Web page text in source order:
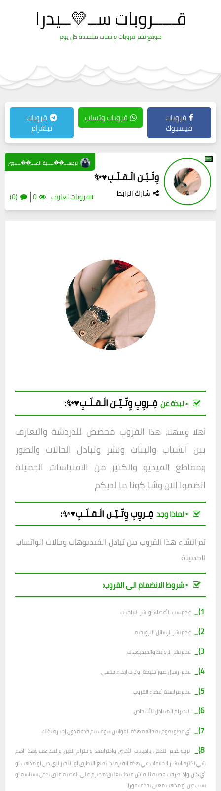
قـــــروبات ســ💛ــيدرا
موقع نشر قروبات واتساب متجددة كل يوم
قروبات
فيسبوك
قروبات وتساب قروبات
تيلغرام
وِتّـيّـن الَـقـلَـبِ♥️✨
شارك الرابط #قروبات تعارف 0
(0)
نرجســـ��ــــية الهـــ��ــــوى
▪︎ نبذة عن قِـروِبِوِتّـيّـن الَـقـلَـبِ♥️✨:
أهلا وسهلا، هذا القروب مخصص للدردشة والتعارف
بين الشباب والبنات ونشر وتبادل الحالات والصور
ومقاطع الفيديو والكثير من الاقتباسات الجميلة
انضموا الان وشاركونا ما لديكم
▪︎ لماذا وجد قِـروِبِوِتّـيّـن الَـقـلَـبِ♥️✨:
تم انشاء هذا القروب من تبادل الفيديوهات وحالات الواتساب
الجميلة
▪︎ شروط الانضمام الى القروب:
1)_
عدم سب الأعضاء او نشر الاباحيات.
2)_ عدم نشر الرسائل الترويجية.
3)_ عدم نشر الروابط والفيديوهات.
4)_ عدم ارسال صور خليعة او ذات ايحاء جنسي.
5)_ عدم مراسلة أعضاء القروب.
6)_ الاحترام المتبادل للأشخاص.
7)_ أي عضو يقوم بمخالفة هذه القوانين سوف يتم حذفه دون إخباره بذلك.
8)_
نرجو عدم التدخل بالديانات الأخرى واحترامها واحترام الدين والمذاهب وهذا اهم
شي لكثرة انتشار الخلافات في هذه الفترة لذا يمنع التطرق او التحيز لاي دين او مذهب او
أي كان وإذا طرحت قضية للنقاش عندك تعليق محترم على القضية علق تدخل بسياسة او
تسب دين او مذهب معين تحذف فورا.